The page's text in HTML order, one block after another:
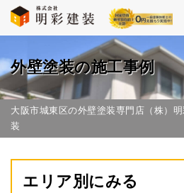
外壁塗装の施工事例
大阪市城東区の外壁塗装専門店（株）明
装
エリア別にみる